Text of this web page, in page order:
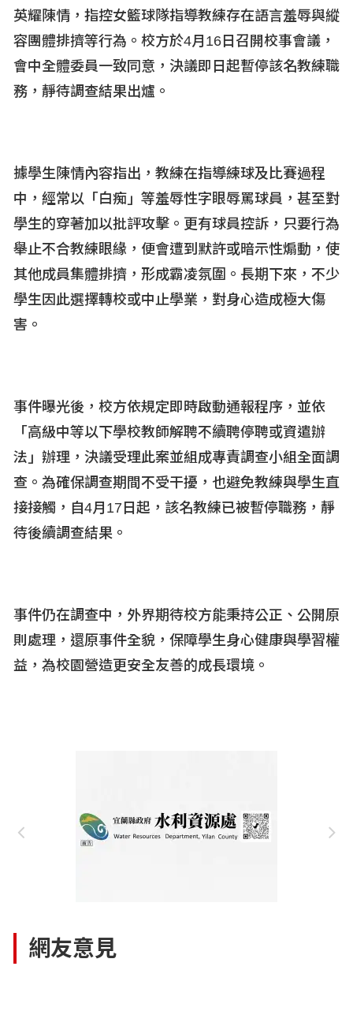
英耀陳情，指控女籃球隊指導教練存在語言羞辱與縱
容團體排擠等行為。校方於4月16 日召開校事會議，
會中全體委員一致同意，決議即日起暫停該名教練職
務，靜待調查結果出爐。
據學生陳情內容指出，教練在指導練球及比賽過程
中，經常以「白痴」等羞辱性字眼辱罵球員，甚至對
學生的穿著加以批評攻擊。更有球員控訴，只要行為
舉止不合教練眼緣，便會遭到默許或暗示性煽動，使
其他成員集體排擠，形成霸凌氛圍。長期下來，不少
學生因此選擇轉校或中止學業，對身心造成極大傷
害。
事件曝光後，校方依規定即時啟動通報程序，並依
「高級中等以下學校教師解聘不續聘停聘或資遣辦
法」辦理，決議受理此案並組成專責調查小組全面調
查。為確保調查期間不受干擾，也避免教練與學生直
接接觸，自4月17 日起，該名教練已被暫停職務，靜
待後續調查結果。
事件仍在調查中，外界期待校方能秉持公正、公開原
則處理，還原事件全貌，保障學生身心健康與學習權
益，為校園營造更安全友善的成長環境。
網友意見